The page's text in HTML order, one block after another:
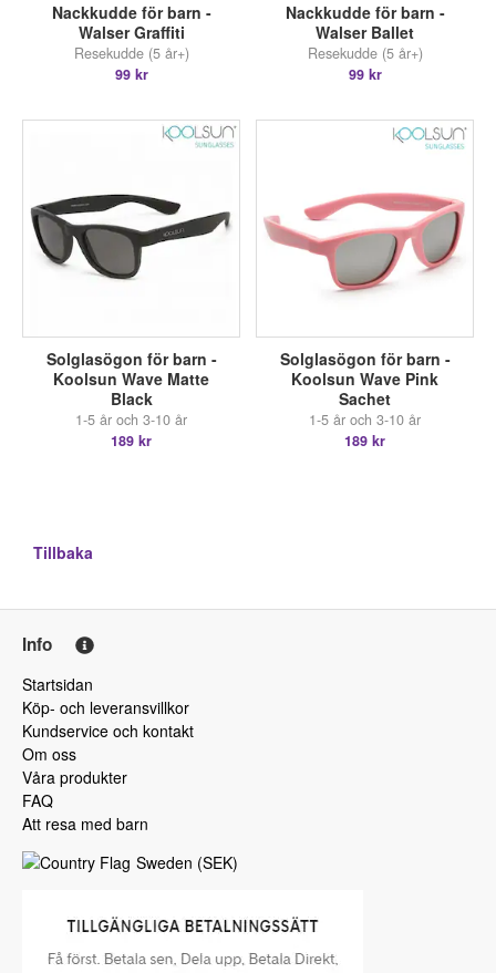
Nackkudde för barn -
Walser Graffiti
Resekudde (5 år+)
99 kr
Nackkudde för barn -
Walser Ballet
Resekudde (5 år+)
99 kr
Solglasögon för barn -
Koolsun Wave Matte
Black
1-5 år och 3-10 år
189 kr
Solglasögon för barn -
Koolsun Wave Pink
Sachet
1-5 år och 3-10 år
189 kr
Tillbaka
Info
Startsidan
Köp- och leveransvillkor
Kundservice och kontakt
Om oss
Våra produkter
FAQ
Att resa med barn
Sweden (SEK)